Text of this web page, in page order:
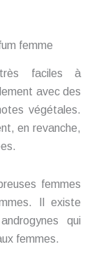
femme
très faciles à
avec des
végétales.
en revanche,
femmes
Il existe
qui
femmes.